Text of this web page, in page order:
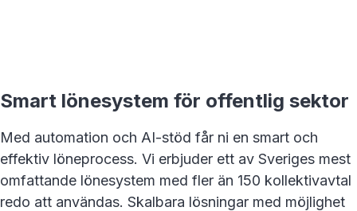
Smart lönesystem för offentlig sektor
Med automation och AI-stöd får ni en smart och
effektiv löneprocess. Vi erbjuder ett av Sveriges mest
omfattande lönesystem med fler än 150 kollektivavtal
redo att användas. Skalbara lösningar med möjlighet